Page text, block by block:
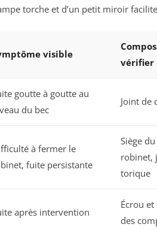
torche et d’un petit miroir
visible
vérifier
goutte à goutte au
du bec
Joint de
à fermer le
fuite persistante
Siège du
robinet,
torique
après intervention
Écrou et
des